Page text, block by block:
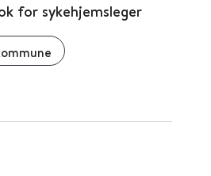
for sykehjemsleger